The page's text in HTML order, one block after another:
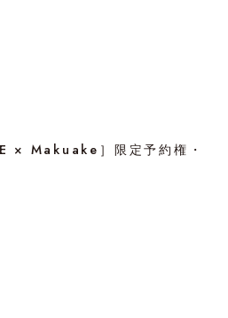
× Makuake］限定予約権・